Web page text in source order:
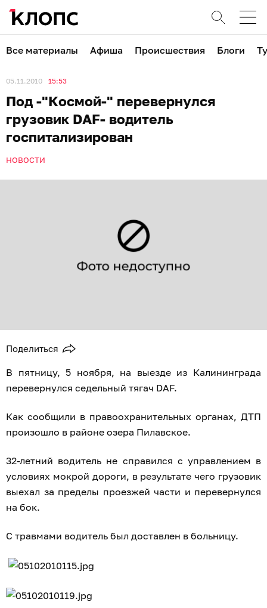
Все материалы Афиша Происшествия Блоги
05.11.2010 15:53
Под -"Космой-" перевернулся
грузовик DAF- водитель
госпитализирован
НОВОСТИ
Поделиться
В пятницу, 5 ноября, на выезде из Калининграда
перевернулся седельный тягач DAF.
Как сообщили в правоохранительных органах, ДТП
произошло в районе озера Пилавское.
32-летний водитель не справился с управлением в
условиях мокрой дороги, в результате чего грузовик
выехал за пределы проезжей части и перевернулся
на бок.
С травмами водитель был доставлен в больницу.